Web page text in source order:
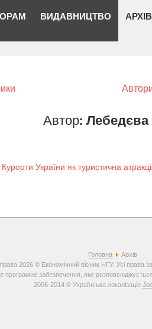
ВИДАВНИЦТВО АРХІВ
Автор:
Курорти України як туристична
Головна
Архів
2026 © Економічний вісник НГУ. Усі права
забезпечення, яке розповсюджується
2006-2014 © Українська локалізація